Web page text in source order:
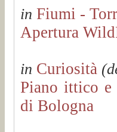
in Fiumi -
Apertura
in Curiosità
Piano ittico e
di Bologna